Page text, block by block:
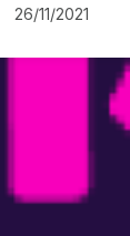
26/11/2021